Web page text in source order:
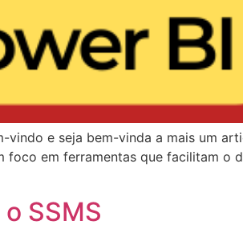
vindo e seja bem-vinda a mais um
em ferramentas que facilitam o
SSMS